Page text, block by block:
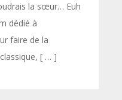
la sœur… Euh
dédié à
faire de la
[ … ]